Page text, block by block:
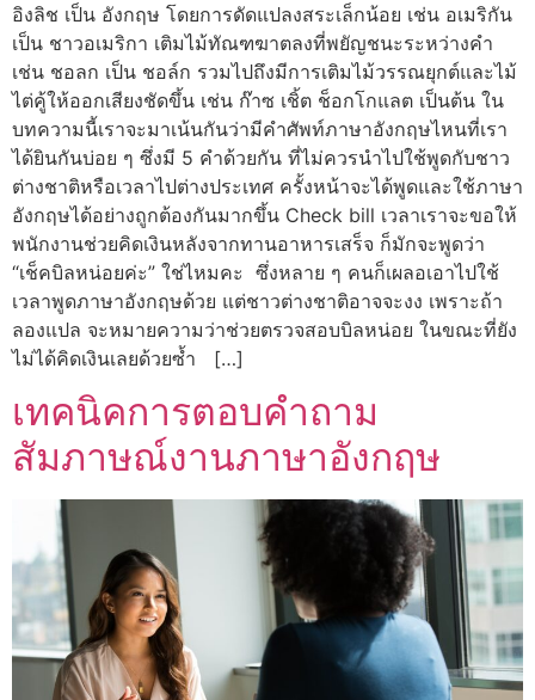
อิงลิช เป็น อังกฤษ โดยการดัดแปลงสระเล็กน้อย เช่น อเมริกัน
เป็น ชาวอเมริกา เติมไม้ทัณฑฆาตลงที่พยัญชนะระหว่างคำ
เช่น ชอลก เป็น ชอล์ก รวมไปถึงมีการเติมไม้วรรณยุกต์และไม้
ไต่คู้ให้ออกเสียงชัดขึ้น เช่น ก๊าซ เชิ้ต ช็อกโกแลต เป็นต้น ใน
บทความนี้เราจะมาเน้นกันว่ามีคำศัพท์ภาษาอังกฤษไหนที่เรา
ได้ยินกันบ่อย ๆ ซึ่งมี 5 คำด้วยกัน ที่ไม่ควรนำไปใช้พูดกับชาว
ต่างชาติหรือเวลาไปต่างประเทศ ครั้งหน้าจะได้พูดและใช้ภาษา
อังกฤษได้อย่างถูกต้องกันมากขึ้น Check bill เวลาเราจะขอให้
พนักงานช่วยคิดเงินหลังจากทานอาหารเสร็จ ก็มักจะพูดว่า
“เช็คบิลหน่อยค่ะ” ใช่ไหมคะ ซึ่งหลาย ๆ คนก็เผลอเอาไปใช้
เวลาพูดภาษาอังกฤษด้วย แต่ชาวต่างชาติอาจจะงง เพราะถ้า
ลองแปล จะหมายความว่าช่วยตรวจสอบบิลหน่อย ในขณะที่ยัง
ไม่ได้คิดเงินเลยด้วยซ้ำ […]
เทคนิคการตอบคำถาม
สัมภาษณ์งานภาษาอังกฤษ